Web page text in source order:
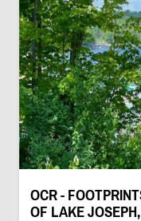
OCR -
OF LAKE